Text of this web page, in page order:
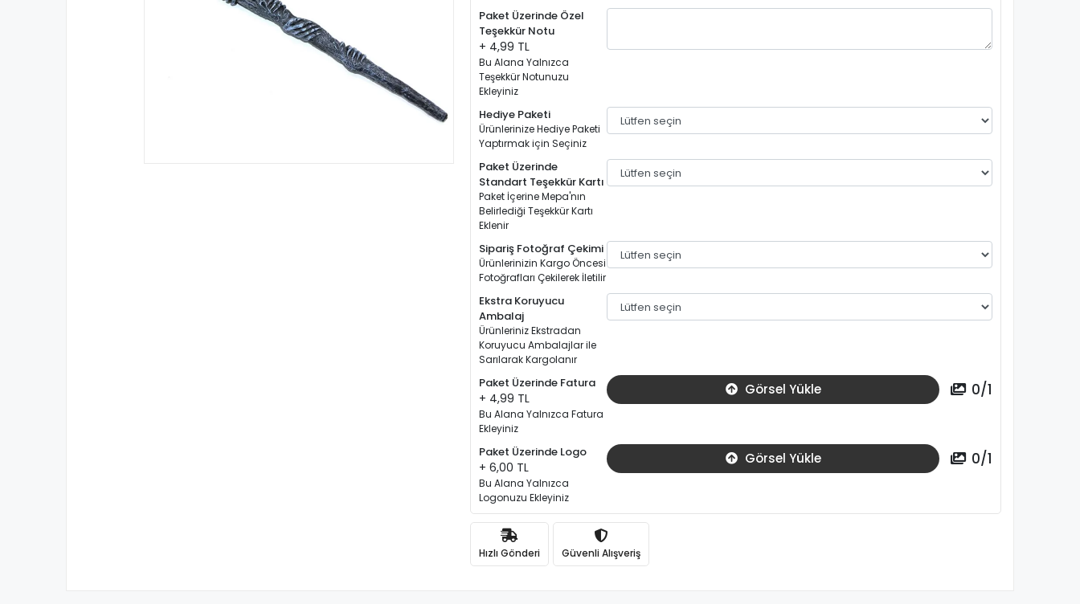
Paket Üzerinde Özel
Teşekkür Notu
+ 4,99 TL
Bu Alana Yalnızca
Teşekkür Notunuzu
Ekleyiniz
Hediye Paketi
Ürünlerinize Hediye Paketi
Yaptırmak için Seçiniz
Paket Üzerinde
Standart Teşekkür Kartı
Paket İçerine Mepa'nın
Belirlediği Teşekkür Kartı
Eklenir
Sipariş Fotoğraf Çekimi
Ürünlerinizin Kargo Öncesi
Fotoğrafları Çekilerek İletilir
Ekstra Koruyucu
Ambalaj
Ürünleriniz Ekstradan
Koruyucu Ambalajlar ile
Sarılarak Kargolanır
Paket Üzerinde Fatura
+ 4,99 TL
Bu Alana Yalnızca Fatura
Ekleyiniz
Görsel Yükle 0/1
Paket Üzerinde Logo
+ 6,00 TL
Bu Alana Yalnızca
Logonuzu Ekleyiniz
Görsel Yükle 0/1
Hızlı Gönderi Güvenli Alışveriş